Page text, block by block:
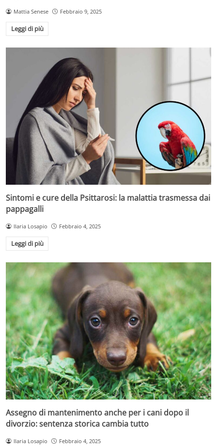
Mattia Senese Febbraio 9, 2025
Leggi di più
Sintomi e cure della Psittarosi: la malattia trasmessa dai
pappagalli
Ilaria Losapio Febbraio 4, 2025
Leggi di più
Assegno di mantenimento anche per i cani dopo il
divorzio: sentenza storica cambia tutto
Ilaria Losapio Febbraio 4, 2025